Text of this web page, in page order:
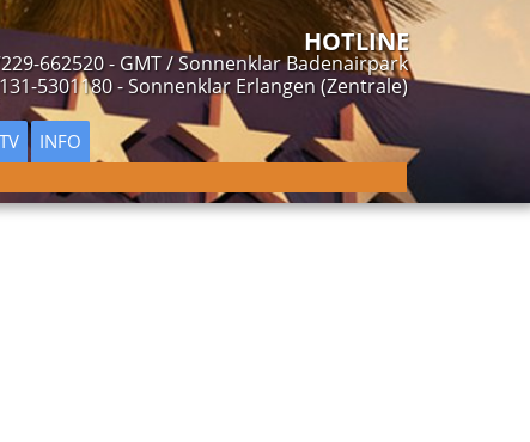
662520 - GMT / Sonnenklar Badenairpark
5301180 - Sonnenklar Erlangen (Zentrale)
INFO